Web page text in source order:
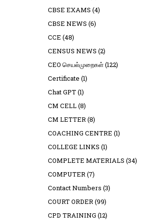
CBSE EXAMS (4)
CBSE NEWS (6)
CCE (48)
CENSUS NEWS (2)
CEO செயல்முறைகள்(122)
Certificate (1)
Chat GPT(1)
CM CELL(8)
CM LETTER(8)
COACHING CENTRE (1)
COLLEGE LINKS (1)
COMPLETE MATERIALS (34)
COMPUTER(7)
Contact Numbers (3)
COURT ORDER(99)
CPD TRAINING (12)